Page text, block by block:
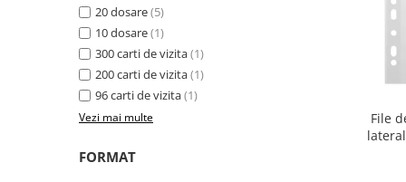
Registre si repertoare
Role hartie pentru fax si case de
Role hartie pentru plotter
Instrumente de scris si corectura
20 dosare(5)
10 dosare(1)
300 carti de vizita(1)
200 carti de vizita(1)
96 carti de vizita(1)
Vezi mai multe
FORMAT
File